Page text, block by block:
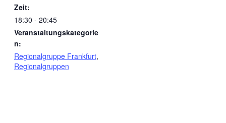
Zeit:
18:30 - 20:45
Veranstaltungskategorie
n:
Regionalgruppe Frankfurt,
Regionalgruppen